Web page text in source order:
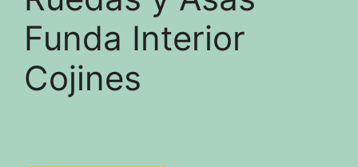
Funda Interior
Cojines